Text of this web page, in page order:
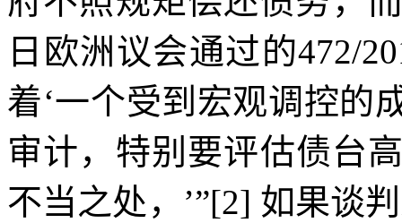
日欧洲议会通过的472/
着‘一个受到宏观调控的
审计，特别要评估债台
不当之处，’”[2] 如果谈